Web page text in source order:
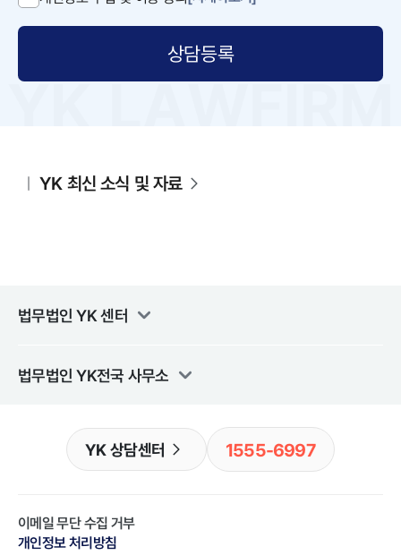
상담등록
YK 최신 소식 및 자료
법무법인 YK센터
법무법인 YK전국 사무소
YK 상담센터 1555-6997
이메일 무단 수집 거부
개인정보 처리방침